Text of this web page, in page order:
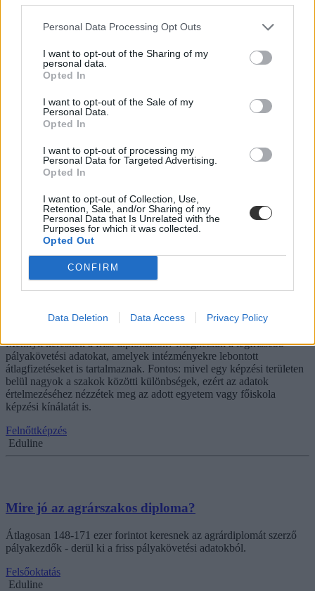
Personal Data Processing Opt Outs
I want to opt-out of the Sharing of my
personal data.
Opted In
I want to opt-out of the Sale of my
Personal Data.
Opted In
I want to opt-out of processing my
Personal Data for Targeted Advertising.
Opted In
I want to opt-out of Collection, Use,
Retention, Sale, and/or Sharing of my
Personal Data that Is Unrelated with the
Purposes for which it was collected.
Opted Out
CONFIRM
Data Deletion Data Access Privacy Policy
lejjebb található rétegekben is egyre nagyobb arányban vannak jelen
Felvételizők, figyelem! Ezt is át kell gondolni a
jelentkezés előtt
Milyen gyorsan és milyen területeken találhattok munkát, mekkora
az átlagkereset vagy éppen a munkanélküliség a különböző
szakválasztás legfontosabb munkaerő-piaci szempontjait.
Érettségi-felvételi
egyetemekre lebontva
Mennyit keresnek a friss diplomások? Megnéztük a legfrissebb
pályakövetési adatokat, amelyek intézményekre lebontott
átlagfizetéseket is tartalmaznak. Fontos: mivel egy képzési területen
belül nagyok a szakok közötti különbségek, ezért az adatok
értelmezéséhez nézzétek meg az adott egyetem vagy főiskola
képzési kínálatát is.
Felnőttképzés
Eduline
Mire jó az agrárszakos diploma?
Átlagosan 148-171 ezer forintot keresnek az agrárdiplomát szerző
pályakezdők - derül ki a friss pályakövetési adatokból.
Felsőoktatás
Eduline